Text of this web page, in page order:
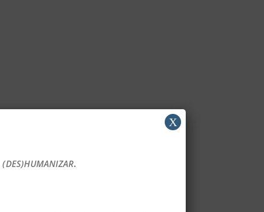
(DES)HUMANIZAR.
X